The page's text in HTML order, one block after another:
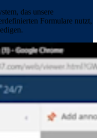
das unsere
Formulare nutzt,